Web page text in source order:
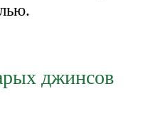
джинсов